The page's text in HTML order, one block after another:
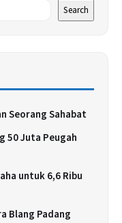
Search
Seorang Sahabat
50 Juta Peugah
untuk 6,6 Ribu
Blang Padang